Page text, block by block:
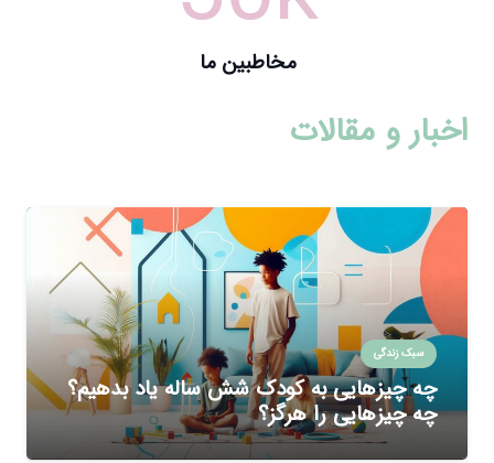
مخاطبین ما
اخبار و مقالات
سبک زندگی
چه چیزهایی به کودک شش ساله یاد بدهیم؟
چه چیزهایی را هرگز؟